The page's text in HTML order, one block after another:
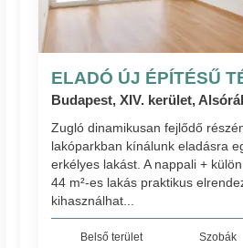
ELADÓ ÚJ ÉPÍTÉSŰ
Budapest, XIV. kerület,
Zugló dinamikusan fejlődő
lakóparkban kínálunk eladásra
erkélyes lakást. A nappali +
44 m²-es lakás praktikus
kihasználhat...
Belső terület Szobák